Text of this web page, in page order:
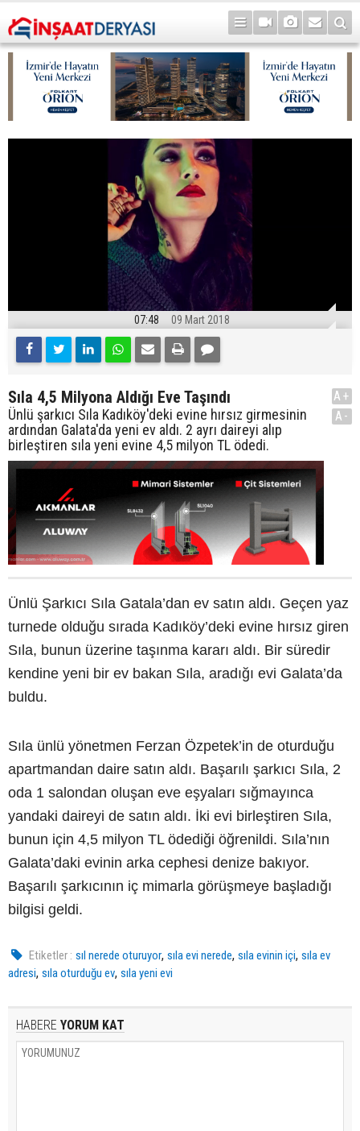
07:48 09 Mart 2018
Sıla 4,5 Milyona Aldığı Eve Taşındı
Ünlü şarkıcı Sıla Kadıköy'deki evine hırsız girmesinin
ardından Galata'da yeni ev aldı. 2 ayrı daireyi alıp
birleştiren sıla yeni evine 4,5 milyon TL ödedi.
A+
A-
Ünlü Şarkıcı Sıla Gatala’dan ev satın aldı. Geçen yaz
turnede olduğu sırada Kadıköy’deki evine hırsız giren
Sıla, bunun üzerine taşınma kararı aldı. Bir süredir
kendine yeni bir ev bakan Sıla, aradığı evi Galata’da
buldu.
Sıla ünlü yönetmen Ferzan Özpetek’in de oturduğu
apartmandan daire satın aldı. Başarılı şarkıcı Sıla, 2
oda 1 salondan oluşan eve eşyaları sığmayınca
yandaki daireyi de satın aldı. İki evi birleştiren Sıla,
bunun için 4,5 milyon TL ödediği öğrenildi. Sıla’nın
Galata’daki evinin arka cephesi denize bakıyor.
Başarılı şarkıcının iç mimarla görüşmeye başladığı
bilgisi geldi.
Etiketler : sıl nerede oturuyor,sıla evi nerede,sıla evinin içi,sıla ev
adresi, sıla oturduğu ev, sıla yeni evi
HABERE YORUM KAT